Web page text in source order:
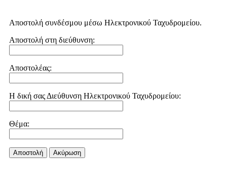
Αποστολή συνδέσμου μέσω Ηλεκτρονικού Ταχυδρομείου.
Αποστολή στη διεύθυνση:
Αποστολέας:
Η δική σας Διεύθυνση Ηλεκτρονικού Ταχυδρομείου:
Θέμα:
Αποστολή Aκύρωση